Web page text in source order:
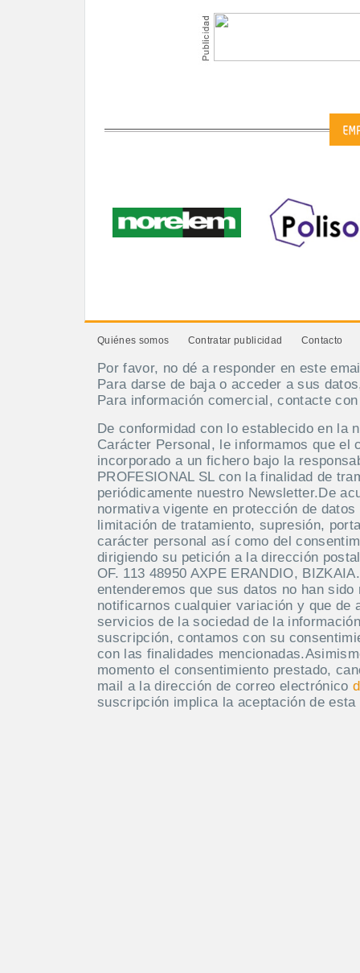
Quiénes somos Contratar publicidad Contacto
Por favor, no dé a responder en este
Para darse de baja o acceder a sus
Para información comercial, contacte
De conformidad con lo establecido en la
Carácter Personal, le informamos que el
incorporado a un fichero bajo la
PROFESIONAL SL con la finalidad de
periódicamente nuestro Newsletter.De
normativa vigente en protección de
limitación de tratamiento, supresión,
carácter personal así como del
dirigiendo su petición a la dirección
OF. 113 48950 AXPE ERANDIO,
entenderemos que sus datos no han
notificarnos cualquier variación y que de
servicios de la sociedad de la
suscripción, contamos con su
con las finalidades
momento el consentimiento prestado,
mail a la dirección de correo electrónico
suscripción implica la aceptación de esta